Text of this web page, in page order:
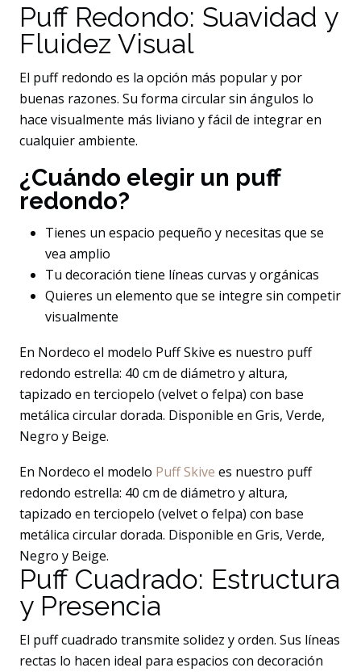
Puff Redondo: Suavidad y
Fluidez Visual
El puff redondo es la opción más popular y por
buenas razones. Su forma circular sin ángulos lo
hace visualmente más liviano y fácil de integrar en
cualquier ambiente.
¿Cuándo elegir un puff
redondo?
Tienes un espacio pequeño y necesitas que se
vea amplio
Tu decoración tiene líneas curvas y orgánicas
Quieres un elemento que se integre sin competir
visualmente
En Nordeco el modelo Puff Skive es nuestro puff
redondo estrella: 40 cm de diámetro y altura,
tapizado en terciopelo (velvet o felpa) con base
metálica circular dorada. Disponible en Gris, Verde,
Negro y Beige.
En Nordeco el modelo Puff Skive es nuestro puff
redondo estrella: 40 cm de diámetro y altura,
tapizado en terciopelo (velvet o felpa) con base
metálica circular dorada. Disponible en Gris, Verde,
Negro y Beige.
Puff Cuadrado: Estructura
y Presencia
El puff cuadrado transmite solidez y orden. Sus líneas
rectas lo hacen ideal para espacios con decoración